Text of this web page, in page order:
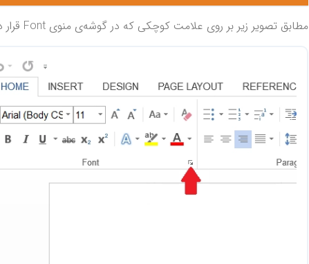
مطابق تصویر زیر بر روی علامت کوچکی که در گوشه‌ی منوی Font قرار دارد کلیک کنید.